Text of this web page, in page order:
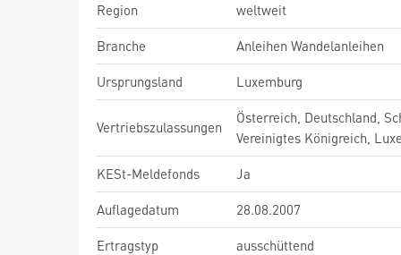
Region
weltweit
Branche
Anleihen Wandelanleihen
Ursprungsland
Luxemburg
Vertriebszulassungen
Österreich, Deutschland,
Vereinigtes Königreich,
KESt-Meldefonds
Ja
Auflagedatum
28.08.2007
Ertragstyp
ausschüttend